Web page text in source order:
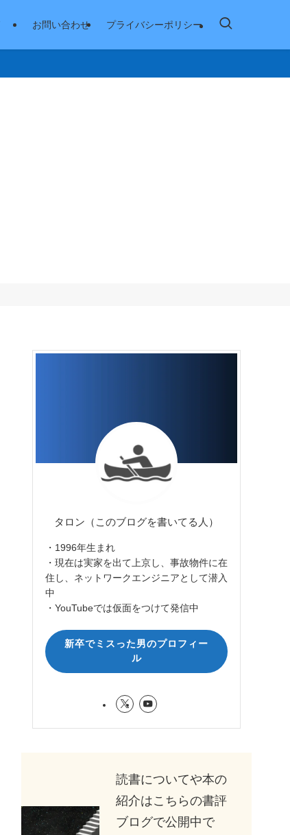
お問い合わせ プライバシーポリシー
タロン（このブログを書いてる人）
・1996年生まれ
・現在は実家を出て上京し、事故物件に在
住し、ネットワークエンジニアとして潜入
中
・YouTubeでは仮面をつけて発信中
新卒でミスった男のプロフィー
ル
読書についてや本の
紹介はこちらの書評
ブログで公開中で